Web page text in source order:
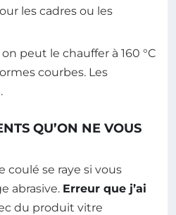
les cadres ou les
on peut le chauffer à 160 °C
courbes. Les
QU’ON NE VOUS
coulé se raye si vous
abrasive. Erreur que j’ai
du produit vitre